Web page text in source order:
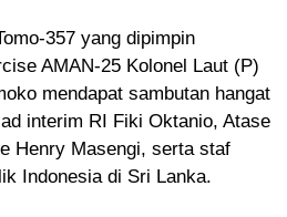
357 yang dipimpin
AMAN-25 Kolonel Laut (P)
mendapat sambutan hangat
interim RI Fiki Oktanio, Atase
Henry Masengi, serta staf
Indonesia di Sri Lanka.